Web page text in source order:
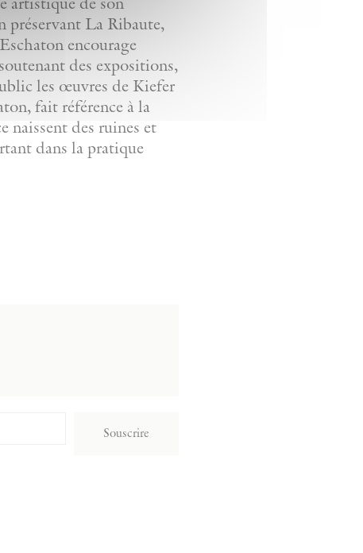
préservant La Ribaute,
encourage
des expositions,
les œuvres de Kiefer
fait référence à la
naissent des ruines et
dans la pratique
Souscrire